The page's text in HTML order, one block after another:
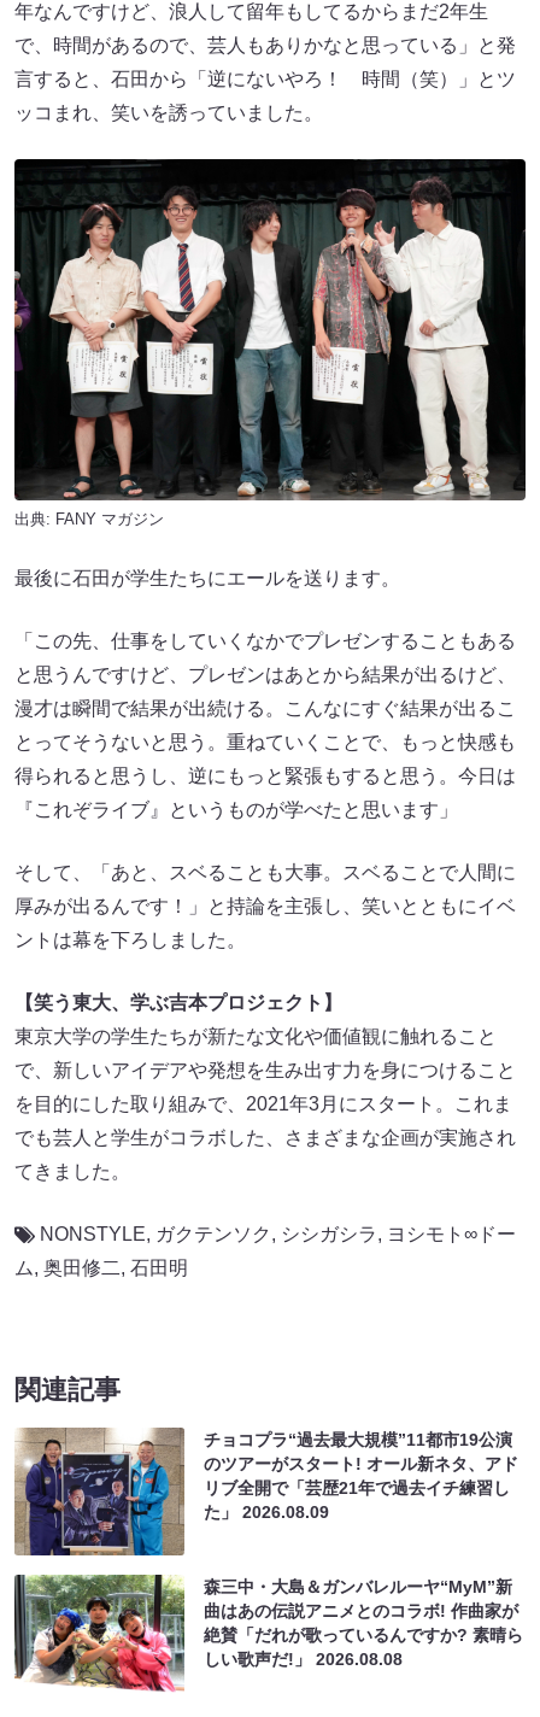
年なんですけど、浪人して留年もしてるからまだ2年生
で、時間があるので、芸人もありかなと思っている」と発
言すると、石田から「逆にないやろ！ 時間（笑）」とツ
ッコまれ、笑いを誘っていました。
出典: FANY マガジン
最後に石田が学生たちにエールを送ります。
「この先、仕事をしていくなかでプレゼンすることもある
と思うんですけど、プレゼンはあとから結果が出るけど、
漫才は瞬間で結果が出続ける。こんなにすぐ結果が出るこ
とってそうないと思う。重ねていくことで、もっと快感も
得られると思うし、逆にもっと緊張もすると思う。今日は
『これぞライブ』というものが学べたと思います」
そして、「あと、スベることも大事。スベることで人間に
厚みが出るんです！」と持論を主張し、笑いとともにイベ
ントは幕を下ろしました。
【笑う東大、学ぶ吉本プロジェクト】
東京大学の学生たちが新たな文化や価値観に触れること
で、新しいアイデアや発想を生み出す力を身につけること
を目的にした取り組みで、2021年3月にスタート。これま
でも芸人と学生がコラボした、さまざまな企画が実施され
てきました。
NONSTYLE, ガクテンソク , シシガシラ, ヨシモト∞ドー
ム, 奥田修二, 石田明
関連記事
チョコプラ“過去最大規模”11都市19公演
のツアーがスタート! オール新ネタ、アド
リブ全開で「芸歴21年で過去イチ練習し
た」2026.08.09
森三中・大島＆ガンバレルーヤ“MyM”新
曲はあの伝説アニメとのコラボ! 作曲家が
絶賛「だれが歌っているんですか? 素晴ら
しい歌声だ!」2026.08.08